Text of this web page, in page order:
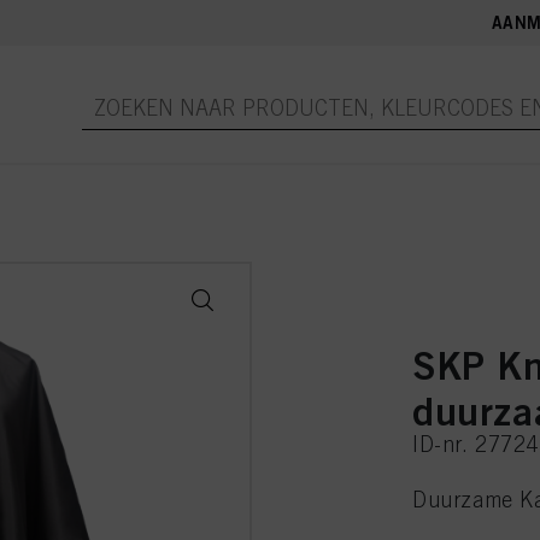
SKP
ID-nr.
Duurzame